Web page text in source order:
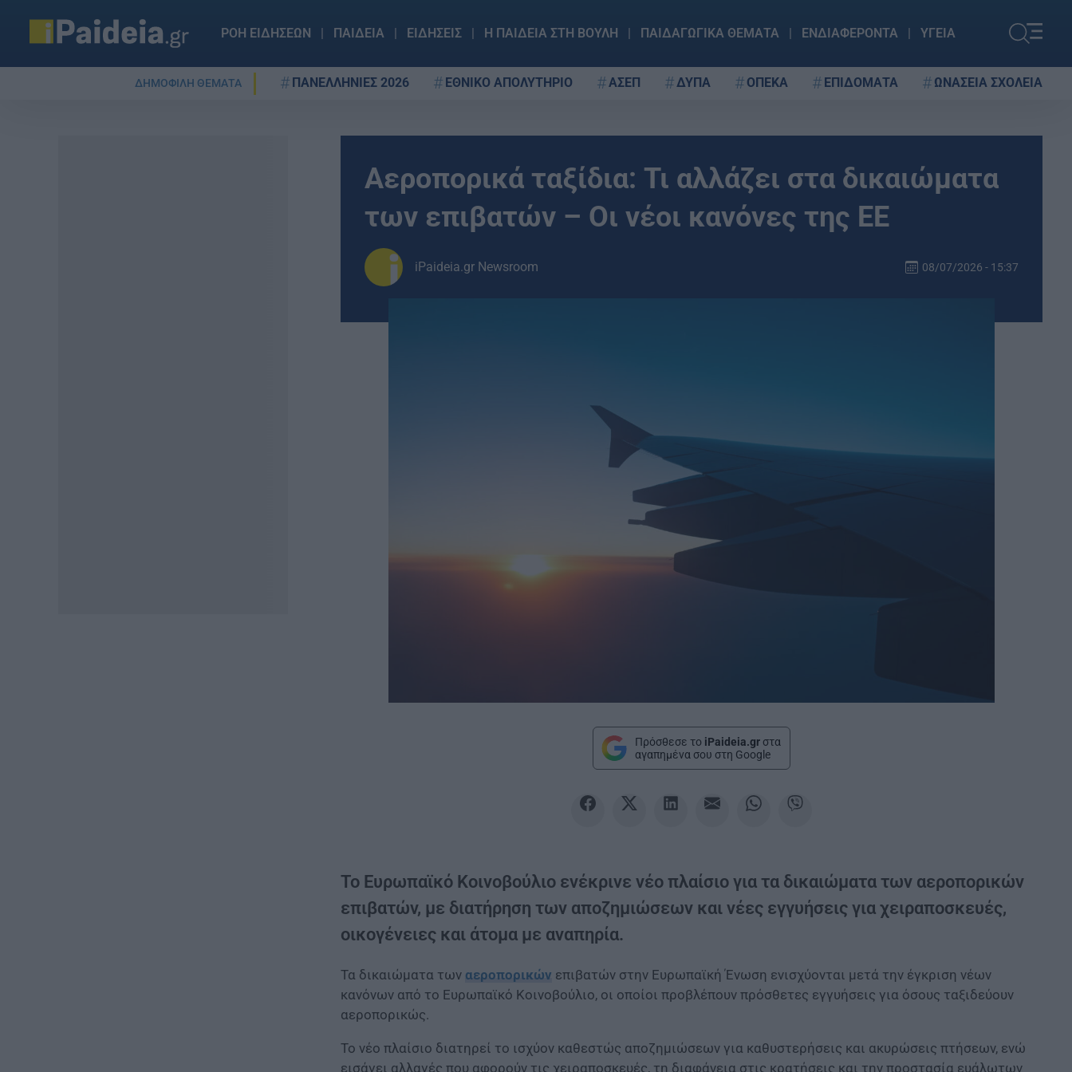
ΡΟΗ ΕΙΔΗΣΕΩΝ ΠΑΙΔΕΙΑ ΕΙΔΗΣΕΙΣ Η ΠΑΙΔΕΙΑ ΣΤΗ ΒΟΥΛΗ ΠΑΙΔΑΓΩΓΙΚΑ ΘΕΜΑΤΑ ΕΝΔΙΑΦΕΡΟΝΤΑ ΥΓΕΙΑ
ΔΗΜΟΦΙΛΗ ΘΕΜΑΤΑ ΠΑΝΕΛΛΗΝΙΕΣ 2026 ΕΘΝΙΚΟ ΑΠΟΛΥΤΗΡΙΟ ΑΣΕΠ ΔΥΠΑ ΟΠΕΚΑ ΕΠΙΔΟΜΑΤΑ ΩΝΑΣΕΙΑ ΣΧΟΛΕΙΑ
Αεροπορικά ταξίδια: Τι αλλάζει στα δικαιώματα
των επιβατών – Οι νέοι κανόνες της ΕΕ
iPaideia.gr Newsroom 08/07/2026 - 15:37
Πρόσθεσε το iPaideia.gr στα
αγαπημένα σου στη Google
Το Ευρωπαϊκό Κοινοβούλιο ενέκρινε νέο πλαίσιο για τα δικαιώματα των αεροπορικών
επιβατών, με διατήρηση των αποζημιώσεων και νέες εγγυήσεις για χειραποσκευές,
οικογένειες και άτομα με αναπηρία.
Τα δικαιώματα των αεροπορικών επιβατών στην Ευρωπαϊκή Ένωση ενισχύονται μετά την έγκριση νέων
κανόνων από το Ευρωπαϊκό Κοινοβούλιο, οι οποίοι προβλέπουν πρόσθετες εγγυήσεις για όσους ταξιδεύουν
αεροπορικώς.
Το νέο πλαίσιο διατηρεί το ισχύον καθεστώς αποζημιώσεων για καθυστερήσεις και ακυρώσεις πτήσεων, ενώ
εισάγει αλλαγές που αφορούν τις χειραποσκευές, τη διαφάνεια στις κρατήσεις και την προστασία ευάλωτων